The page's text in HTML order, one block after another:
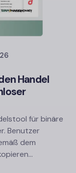
Handel
für binäre
Benutzer
dem